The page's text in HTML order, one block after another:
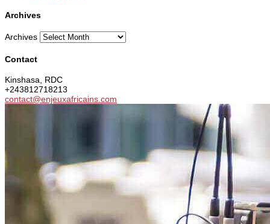
Archives
Archives
Contact
Kinshasa, RDC
+243812718213
contact@enjeuxafricains.com